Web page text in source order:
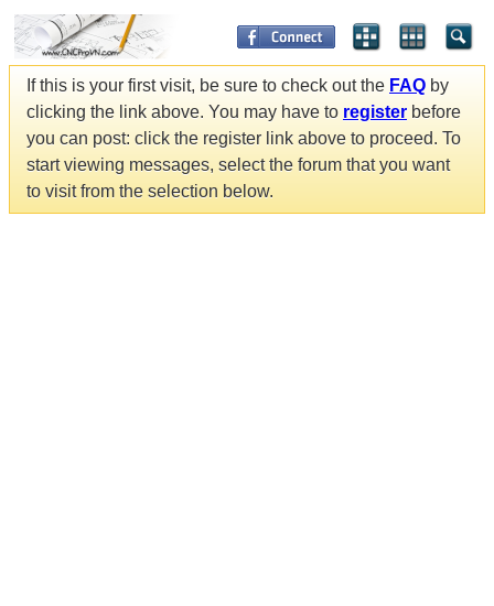
If this is your first visit, be sure to check out the FAQ by
clicking the link above. You may have to register before
you can post: click the register link above to proceed. To
start viewing messages, select the forum that you want
to visit from the selection below.